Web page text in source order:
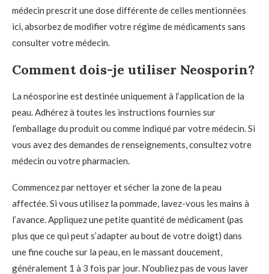
médecin prescrit une dose différente de celles mentionnées
ici, absorbez de modifier votre régime de médicaments sans
consulter votre médecin.
Comment dois-je utiliser Neosporin?
La néosporine est destinée uniquement à l’application de la
peau. Adhérez à toutes les instructions fournies sur
l’emballage du produit ou comme indiqué par votre médecin. Si
vous avez des demandes de renseignements, consultez votre
médecin ou votre pharmacien.
Commencez par nettoyer et sécher la zone de la peau
affectée. Si vous utilisez la pommade, lavez-vous les mains à
l’avance. Appliquez une petite quantité de médicament (pas
plus que ce qui peut s’adapter au bout de votre doigt) dans
une fine couche sur la peau, en le massant doucement,
généralement 1 à 3 fois par jour. N’oubliez pas de vous laver